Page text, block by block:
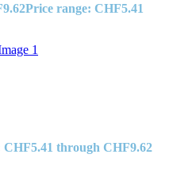
9.62Price range: CHF5.41
CHF5.41 through CHF9.62